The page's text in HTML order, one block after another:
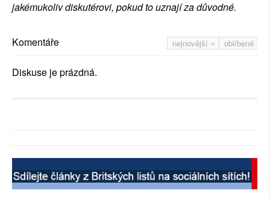
jakémukoliv diskutérovi, pokud to uznají za důvodné.
nejnovější oblíbené
Komentáře
Diskuse je prázdná.